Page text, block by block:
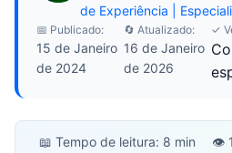
de Experiência |
📅 Publicado:
15 de Janeiro
de 2024
🔄 Atualizado:
16 de Janeiro
de 2026
✓
📖 Tempo de leitura: 8 min
👁️